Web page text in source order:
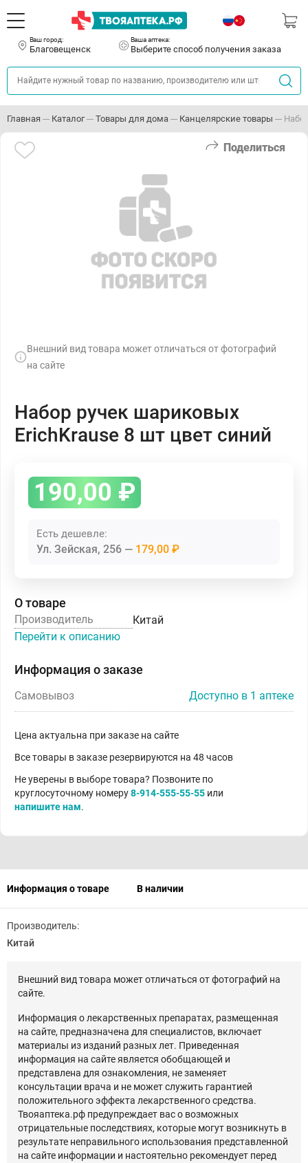
Ваш город:
Благовещенск
Ваша аптека:
Выберите способ получения заказа
Главная Каталог Товары для дома Канцелярские товары
Поделиться
Внешний вид товара может отличаться от фотографий
на сайте
Набор ручек шариковых
ErichKrause 8 шт цвет синий
190,00 ₽
Есть дешевле:
Ул. Зейская, 256 179,00 ₽
О товаре
Производитель
Китай
Перейти к описанию
Информация о заказе
Самовывоз Доступно в 1 аптеке
Цена актуальна при заказе на сайте
Все товары в заказе резервируются на 48 часов
Не уверены в выборе товара? Позвоните по
круглосуточному номеру8-914-555-55-55 или
напишите нам.
Информация о товаре В наличии
Производитель:
Китай
Внешний вид товара может отличаться от фотографий на
сайте.
Информация о лекарственных препаратах, размещенная
на сайте, предназначена для специалистов, включает
материалы из изданий разных лет. Приведенная
информация на сайте является обобщающей и
представлена для ознакомления, не заменяет
консультации врача и не может служить гарантией
положительного эффекта лекарственного средства.
Твояаптека.рф предупреждает вас о возможных
отрицательные последствиях, которые могут возникнуть в
результате неправильного использования представленной
на сайте информации и настоятельно рекомендует перед